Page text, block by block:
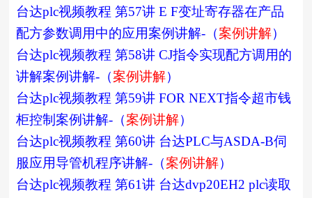
台达plc视频教程 第57讲 E F变址寄存器在产品
配方参数调用中的应用案例讲解-（案例讲解）
台达plc视频教程 第58讲 CJ指令实现配方调用的
讲解案例讲解-（案例讲解）
台达plc视频教程 第59讲 FOR NEXT指令超市钱
柜控制案例讲解-（案例讲解）
台达plc视频教程 第60讲 台达PLC与ASDA-B伺
服应用导管机程序讲解-（案例讲解）
台达plc视频教程 第61讲 台达dvp20EH2 plc读取